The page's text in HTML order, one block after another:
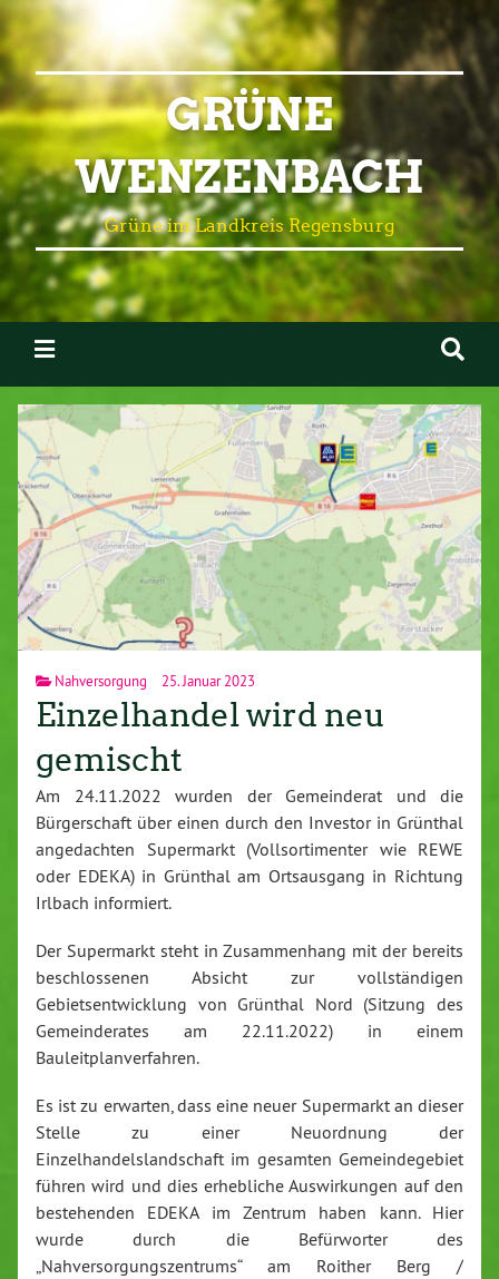
GRÜNE
WENZENBACH
Grüne im Landkreis Regensburg
Nahversorgung 25. Januar 2023
Einzelhandel wird neu
gemischt
Am 24.11.2022 wurden der Gemeinderat und die
Bürgerschaft über einen durch den Investor in Grünthal
angedachten Supermarkt (Vollsortimenter wie REWE
oder EDEKA) in Grünthal am Ortsausgang in Richtung
Irlbach informiert.
Der Supermarkt steht in Zusammenhang mit der bereits
beschlossenen Absicht zur vollständigen
Gebietsentwicklung von Grünthal Nord (Sitzung des
Gemeinderates am 22.11.2022) in einem
Bauleitplanverfahren.
Es ist zu erwarten, dass eine neuer Supermarkt an dieser
Stelle zu einer Neuordnung der
Einzelhandelslandschaft im gesamten Gemeindegebiet
führen wird und dies erhebliche Auswirkungen auf den
bestehenden EDEKA im Zentrum haben kann. Hier
wurde durch die Befürworter des
„Nahversorgungszentrums“ am Roither Berg /